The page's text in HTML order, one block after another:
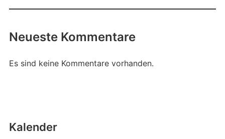
Neueste Kommentare
Es sind keine Kommentare vorhanden.
Kalender